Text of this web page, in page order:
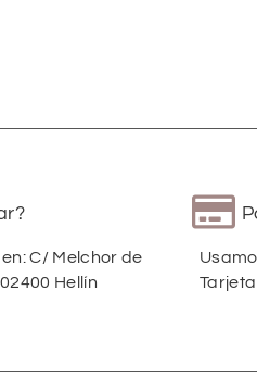
C/ Melchor de
Hellín